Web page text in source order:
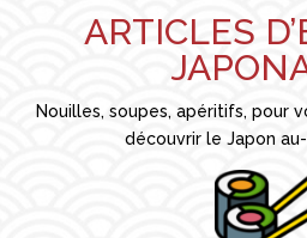
ARTICLES
Nouilles, soupes, apéritifs, pour
découvrir le Japon